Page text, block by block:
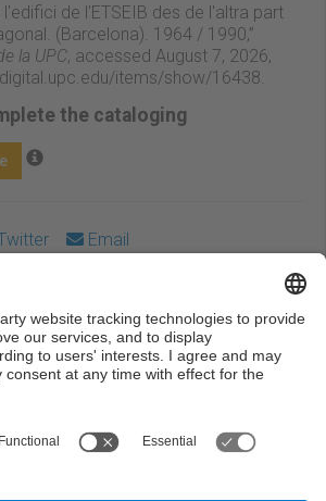
l'edifici de l'ETSEIB des de l'altra part
(Barcelona). 1964 / 1990,”
la UPC, accessed August 7, 2026,
items/show/16438
the cataloging
Email
noted, content on this work is
Commons license:Attribution-
3.0 Spain